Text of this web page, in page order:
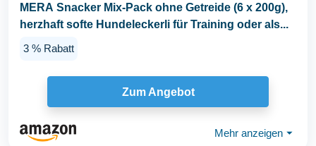
MERA Snacker Mix-Pack ohne Getreide (6 x 200g),
herzhaft softe Hundeleckerli für Training oder als...
3 % Rabatt
Zum Angebot
Mehr anzeigen ⏷